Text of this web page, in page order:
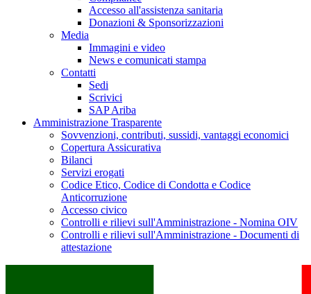
Accesso all'assistenza sanitaria
Donazioni & Sponsorizzazioni
Media
Immagini e video
News e comunicati stampa
Contatti
Sedi
Scrivici
SAP Ariba
Amministrazione Trasparente
Sovvenzioni, contributi, sussidi, vantaggi economici
Copertura Assicurativa
Bilanci
Servizi erogati
Codice Etico, Codice di Condotta e Codice
Anticorruzione
Accesso civico
Controlli e rilievi sull'Amministrazione - Nomina OIV
Controlli e rilievi sull'Amministrazione - Documenti di
attestazione